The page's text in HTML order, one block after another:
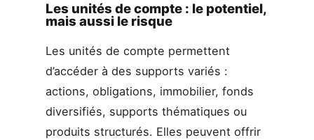
Les unités de compte : le potentiel,
mais aussi le risque
Les unités de compte permettent
d’accéder à des supports variés :
actions, obligations, immobilier, fonds
diversifiés, supports thématiques ou
produits structurés. Elles peuvent offrir